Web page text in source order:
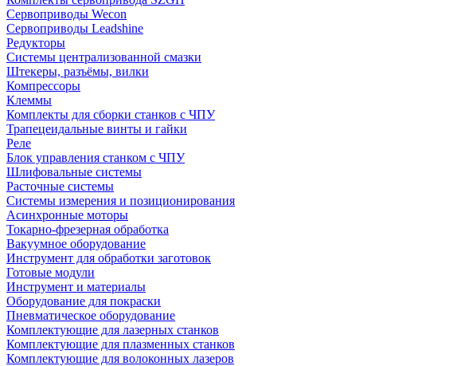
Сервоприводы Wecon
Сервоприводы Leadshine
Редукторы
Системы централизованной смазки
Штекеры, разъёмы, вилки
Компрессоры
Клеммы
Комплекты для сборки станков с ЧПУ
Трапецеидальные винты и гайки
Реле
Блок управления станком с ЧПУ
Шлифовальные системы
Расточные системы
Системы измерения и позиционирования
Асинхронные моторы
Токарно-фрезерная обработка
Вакуумное оборудование
Инструмент для обработки заготовок
Готовые модули
Инструмент и материалы
Оборудование для покраски
Пневматическое оборудование
Комплектующие для лазерных станков
Комплектующие для плазменных станков
Комплектующие для волоконных лазеров